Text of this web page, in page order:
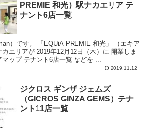
PREMIE 和光）駅ナカエリア テ
ナント6店一覧
和光」 （エキア
エリアが 2019年12月12日（木）に 開業しま
アマップ テナント6店一覧 などを ...
2019.11.12
ジクロス ギンザ ジェムズ
（GICROS GINZA GEMS）テナ
ント11店一覧